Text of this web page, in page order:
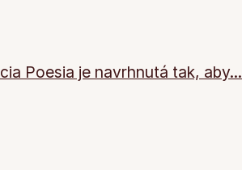
Poesia je navrhnutá tak, aby...